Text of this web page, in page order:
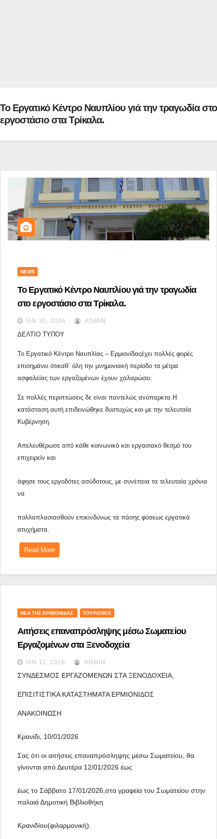
Το Εργατικό Κέντρο Ναυπλίου γιά την τραγωδία στο
εργοστάσιο στα Τρίκαλα.
NEWS
Το Εργατικό Κέντρο Ναυπλίου γιά την τραγωδία
στο εργοστάσιο στα Τρίκαλα.
ΙΑΝ 30, 2026 ADMIN
ΔΕΛΤΙΟ ΤΥΠΟΥ
Το Εργατικό Κέντρο Ναυπλίας – Ερμιονίδαςέχει πολλές φορές
επισημάνει ότικαθ΄ όλη την μνημονιακή περίοδο τα μέτρα
ασφαλείας των εργαζομένων έχουν χαλαρώσει.
Σε πολλές περιπτώσεις δε είναι παντελώς ανύπαρκτα. Η
κατάσταση αυτή επιδεινώθηκε δυστυχώς και με την τελευταία
Κυβέρνηση.
Απελευθέρωσε από κάθε κοινωνικό και εργασιακό θεσμό του
επιχειρείν και
άφησε τους εργοδότες ασύδοτους, με συνέπεια τα τελευταία χρόνια
να
πολλαπλασιασθούν επικινδύνως τα πάσης φύσεως εργατικά
ατυχήματα.
Read More
ΝΈΑ ΤΗΣ ΕΡΜΙΟΝΊΔΑΣ ΤΟΥΡΙΣΜΌΣ
Αιτήσεις επαναπρόσληψης μέσω Σωματείου
Εργαζομένων στα Ξενοδοχεία
ΙΑΝ 11, 2026 ADMIN
ΣΥΝΔΕΣΜΟΣ ΕΡΓΑΖΟΜΕΝΩΝ ΣΤΑ ΞΕΝΟΔΟΧΕΙΑ,
ΕΠΙΣΙΤΙΣΤΙΚΑ ΚΑΤΑΣΤΗΜΑΤΑ ΕΡΜΙΟΝΙΔΟΣ
ΑΝΑΚΟΙΝΩΣΗ
Κρανίδι, 10/01/2026
Σας ότι οι αιτήσεις επαναπρόσληψης μέσω Σωματείου, θα
γίνονται από Δευτέρα 12/01/2026 έως
έως το Σάββατο 17/01/2026,στα γραφεία του Σωματείου στην
παλαιά Δημοτική Βιβλιοθήκη
Κρανιδίου(φιλαρμονική).